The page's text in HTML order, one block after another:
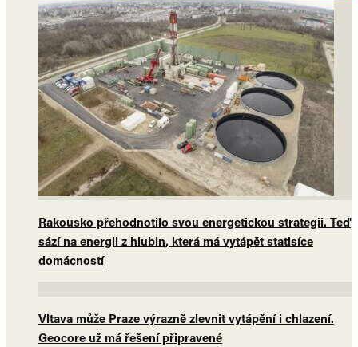
Rakousko přehodnotilo svou energetickou strategii. Teď
sází na energii z hlubin, která má vytápět statisíce
domácností
Vltava může Praze výrazně zlevnit vytápění i chlazení.
Geocore už má řešení připravené